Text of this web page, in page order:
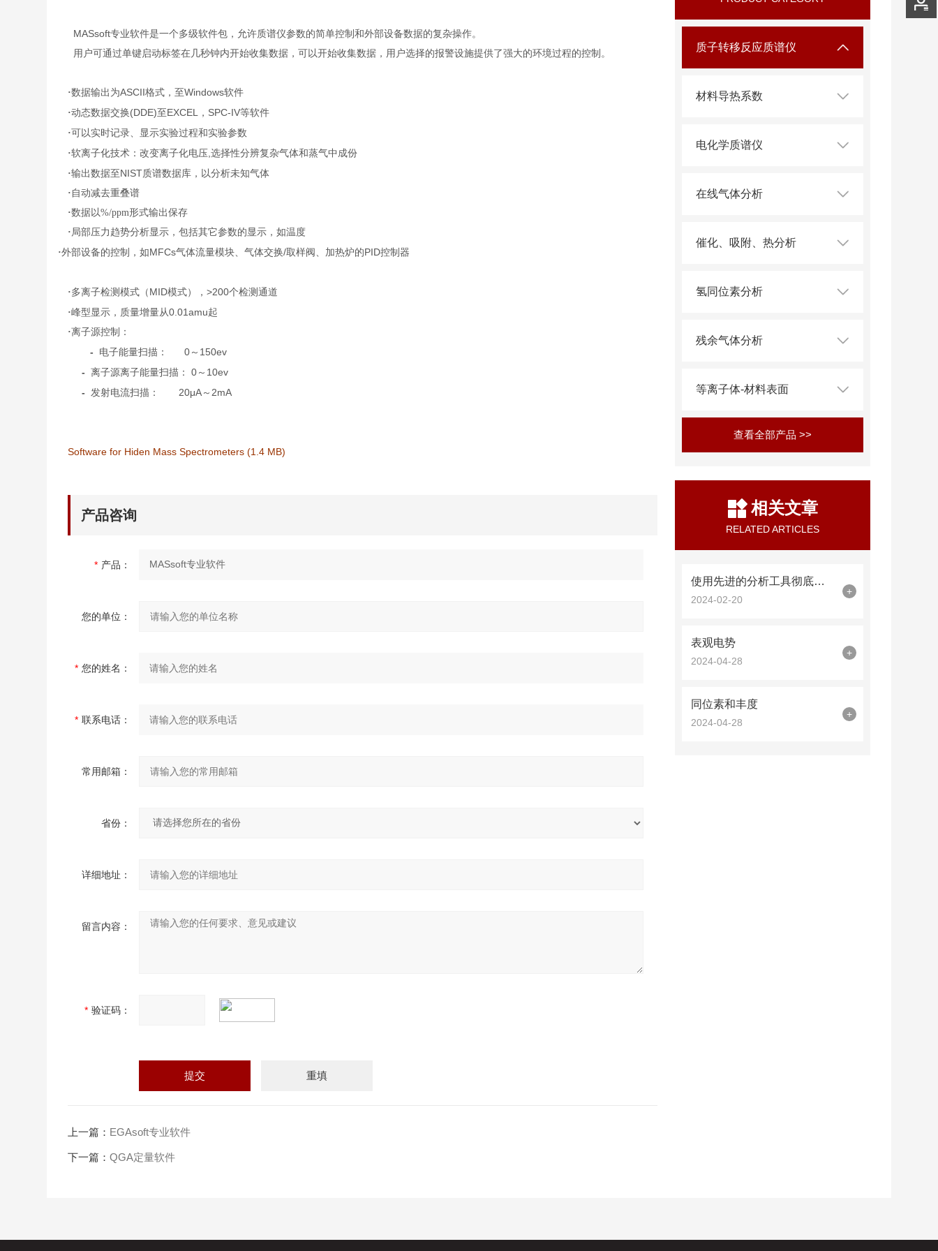
MASsoft专业软件是一个多级软件包，允许质谱仪参数的简单控制和外部设备数据的复杂操作。
用户可通过单键启动标签在几秒钟内开始收集数据，可以开始收集数据，用户选择的报警设施提供了强大的环境过程的控制。
·数据输出为ASCII格式，至Windows软件
·动态数据交换(DDE)至 EXCEL ， SPC-IV等软件
·可以实时记录、显示实验过程和实验参数
·软离子化技术：改变离子化电压 ,选择性分辨复杂气体和蒸气中成份
·输出数据至 NIST质谱数据库，以分析未知气体
· 自动减去重叠谱
·数据以%/ppm形式输出保存
·局部压力趋势分析显示，包括其它参数的显示，如温度
·外部设备的控制，如MFCs气体流量模块、气体交换/取样阀、加热炉的PID控制器
·多离子检测模式（ MID模式），>200个检测通道
·峰型显示，质量增量从0.01amu起
·离子源控制：
- 电子能量扫描： 0～ 150ev
-
离子源离子能量扫描：0 ～ 10ev
-
发射电流扫描： 20μA ～2mA
Software for Hiden Mass Spectrometers (1.4 MB)
产品咨询
* 产品：
您的单位：
* 您的姓名：
* 联系电话：
常用邮箱：
省份：
详细地址：
留言内容：
* 验证码：
上一篇： EGAsoft专业软件
下一篇：QGA定量软件
质子转移反应质谱仪
材料导热系数
电化学质谱仪
在线气体分析
催化、吸附、热分析
氢同位素分析
残余气体分析
等离子体-材料表面
查看全部产品 >>
相关文章
RELATED ARTICLES
使用先进的分析工具彻底改变清洁燃烧
2024-02-20
+
表观电势
2024-04-28
+
同位素和丰度
2024-04-28
+